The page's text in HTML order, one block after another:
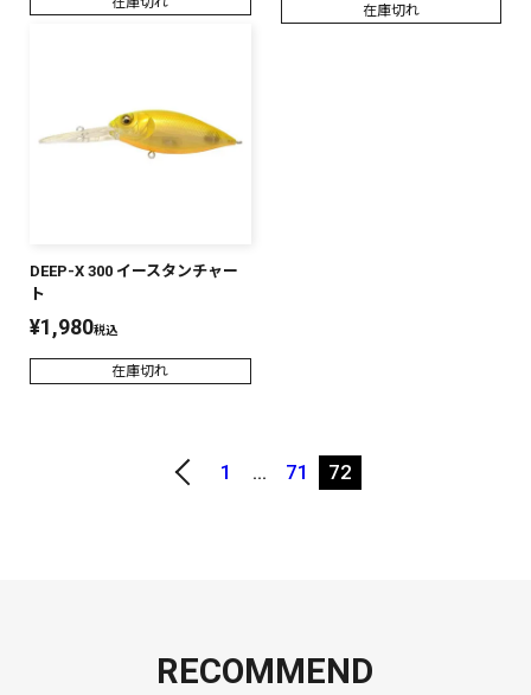
在庫切れ
DEEP-X 300 イースタンチャー
ト
¥1,980税込
在庫切れ
1 … 71 72
RECOMMEND